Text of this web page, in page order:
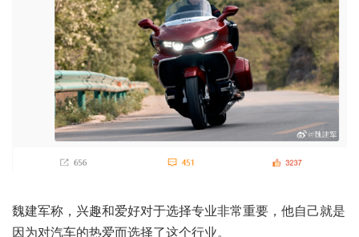
魏建军称，兴趣和爱好对于选择专业非常重要，他自己就是
因为对汽车的热爱而选择了这个行业。